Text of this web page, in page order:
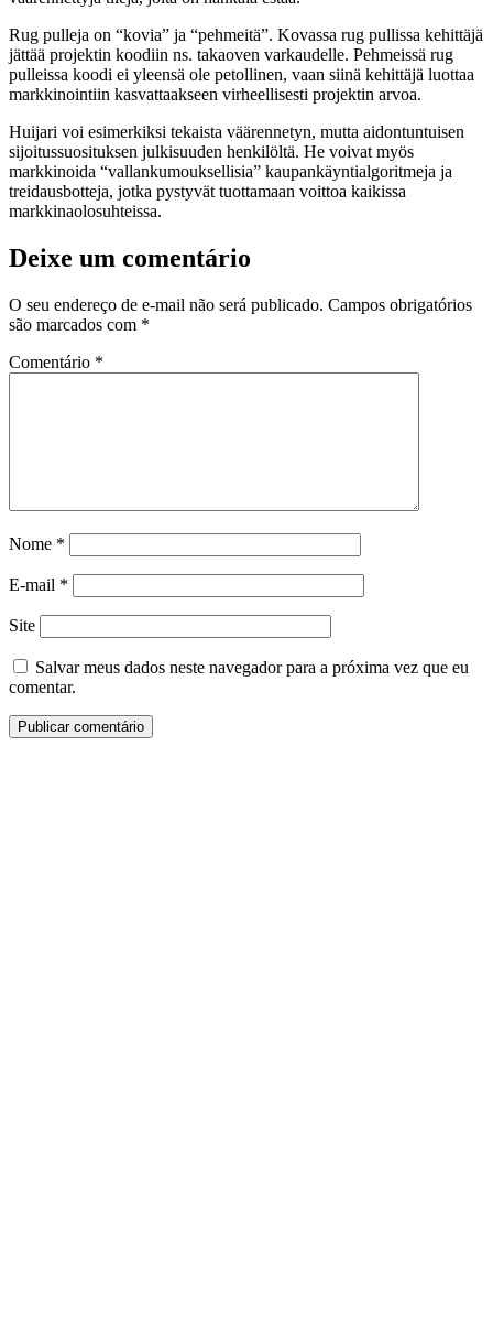
Rug pulleja on “kovia” ja “pehmeitä”. Kovassa rug pullissa kehittäjä
jättää projektin koodiin ns. takaoven varkaudelle. Pehmeissä rug
pulleissa koodi ei yleensä ole petollinen, vaan siinä kehittäjä luottaa
markkinointiin kasvattaakseen virheellisesti projektin arvoa.
Huijari voi esimerkiksi tekaista väärennetyn, mutta aidontuntuisen
sijoitussuosituksen julkisuuden henkilöltä. He voivat myös
markkinoida “vallankumouksellisia” kaupankäyntialgoritmeja ja
treidausbotteja, jotka pystyvät tuottamaan voittoa kaikissa
markkinaolosuhteissa.
Deixe um comentário
O seu endereço de e-mail não será publicado. Campos obrigatórios
são marcados com *
Comentário *
Nome *
E-mail *
Site
Salvar meus dados neste navegador para a próxima vez que eu
comentar.